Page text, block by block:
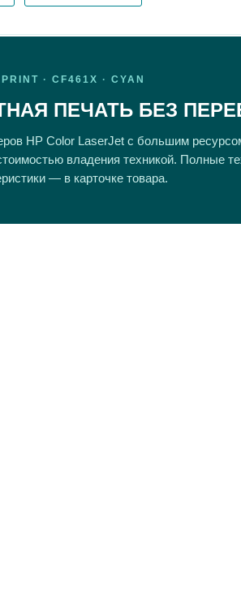
PRINT · CF461X · CYAN
ПЕЧАТЬ БЕЗ
HP Color LaserJet с большим
владения техникой. Полные
— в карточке товара.